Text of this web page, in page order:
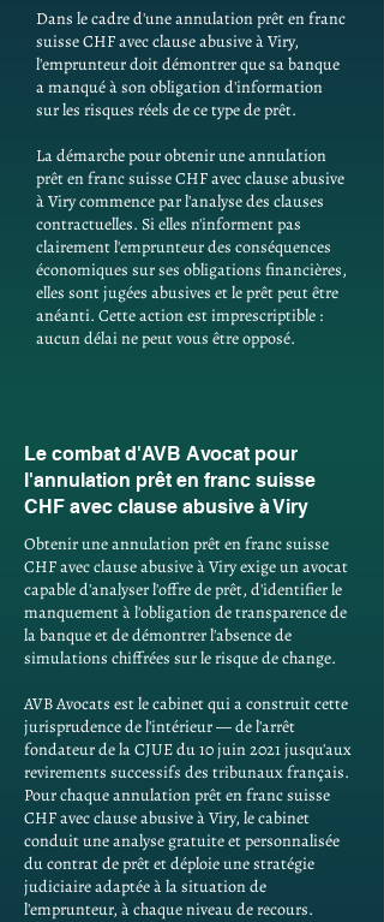
Dans le cadre d'une annulation prêt en franc
suisse CHF avec clause abusive à Viry,
l'emprunteur doit démontrer que sa banque
a manqué à son obligation d'information
sur les risques réels de ce type de prêt.
La démarche pour obtenir une annulation
prêt en franc suisse CHF avec clause abusive
à Viry commence par l'analyse des clauses
contractuelles. Si elles n'informent pas
clairement l'emprunteur des conséquences
économiques sur ses obligations financières,
elles sont jugées abusives et le prêt peut être
anéanti. Cette action est imprescriptible :
aucun délai ne peut vous être opposé.
Le combat d'AVB Avocat pour
l'annulation prêt en franc suisse
CHF avec clause abusive à Viry
Obtenir une annulation prêt en franc suisse
CHF avec clause abusive à Viry exige un avocat
capable d'analyser l'offre de prêt, d'identifier le
manquement à l'obligation de transparence de
la banque et de démontrer l'absence de
simulations chiffrées sur le risque de change.
AVB Avocats est le cabinet qui a construit cette
jurisprudence de l'intérieur — de l'arrêt
fondateur de la CJUE du 10 juin 2021 jusqu'aux
revirements successifs des tribunaux français.
Pour chaque annulation prêt en franc suisse
CHF avec clause abusive à Viry, le cabinet
conduit une analyse gratuite et personnalisée
du contrat de prêt et déploie une stratégie
judiciaire adaptée à la situation de
l'emprunteur, à chaque niveau de recours.